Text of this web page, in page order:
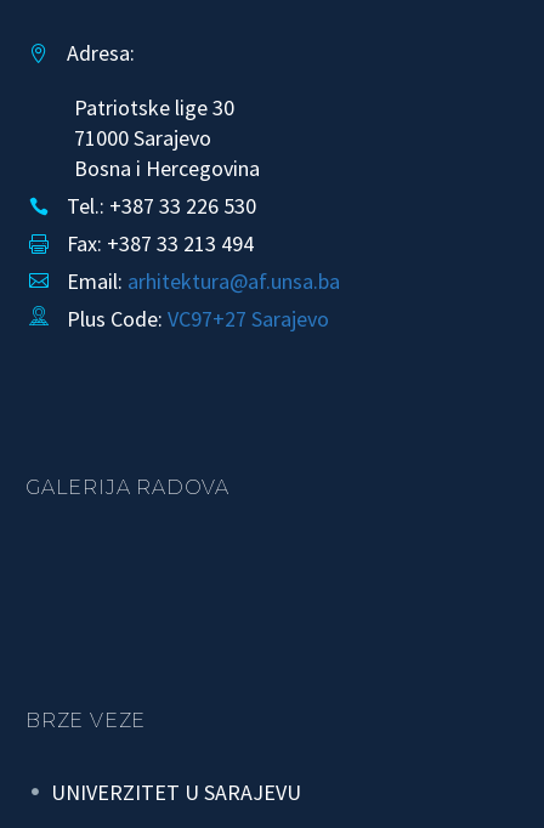


Adresa:
Patriotske lige 30
71000 Sarajevo
Bosna i Hercegovina

 Tel.: +387 33 226 530

 Fax: +387 33 213 494

 Email: arhitektura@af.unsa.ba

 Plus Code: VC97+27 Sarajevo
GALERIJA RADOVA
BRZE VEZE
UNIVERZITET U SARAJEVU